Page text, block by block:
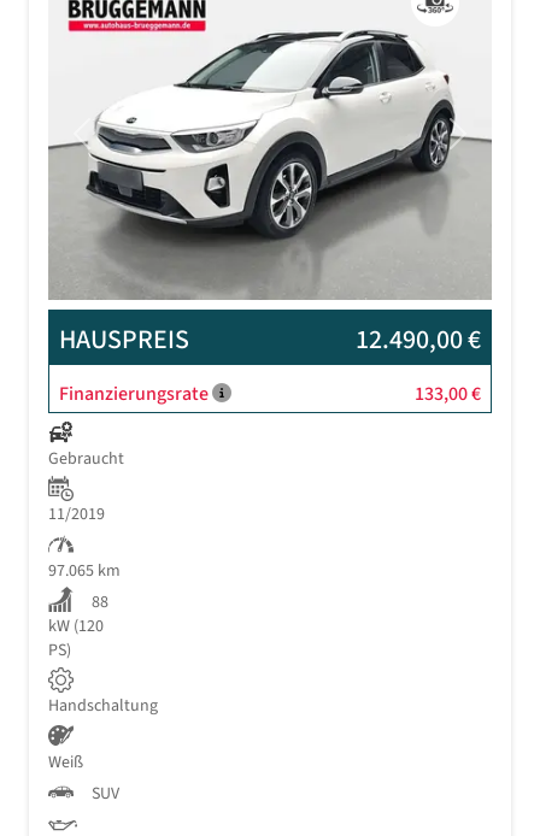
Previous Next
HAUSPREIS 12.490,00 €
Finanzierungsrate 133,00 €
Gebraucht
11/2019
97.065 km
88
kW (120
PS)
Handschaltung
Weiß
SUV